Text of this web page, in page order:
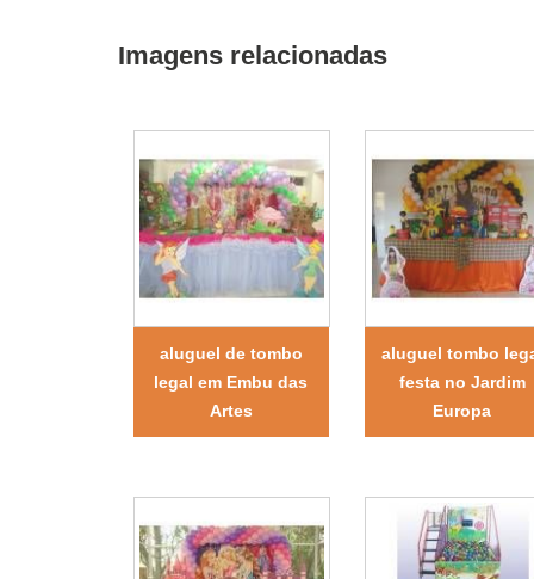
Imagens relacionadas
aluguel de tombo
legal em Embu das
Artes
aluguel tombo
festa no Jardim
Europa